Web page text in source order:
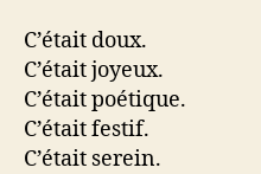
C’était doux.
C’était joyeux.
C’était poétique.
C’était festif.
C’était serein.